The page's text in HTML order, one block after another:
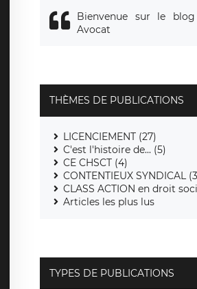
Bienvenue sur le
Avocat
THÈMES DE PUBLICATIONS
LICENCIEMENT (27)
C'est l'histoire de... (5)
CE CHSCT (4)
CONTENTIEUX SYNDICAL
CLASS ACTION en droit
Articles les plus lus
TYPES DE PUBLICATIONS